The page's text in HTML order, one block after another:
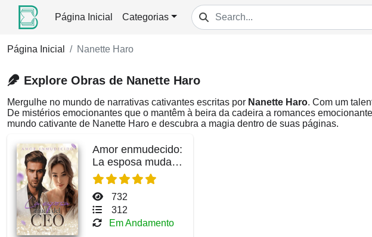
Página Inicial Categorias
Página Inicial Nanette Haro
Explore Obras de Nanette Haro
Mergulhe no mundo de narrativas cativantes escritas por Nanette Haro. Com um
De mistérios emocionantes que o mantêm à beira da cadeira a romances
mundo cativante de Nanette Haro e descubra a magia dentro de suas páginas.
Amor enmudecido:
La esposa muda
del CEO
732
312
Em Andamento